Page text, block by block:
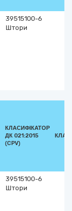
39515100-6
Штори
КЛАСИФІКАТОР
ДК 021:2015
(CPV)
39515100-6
Штори